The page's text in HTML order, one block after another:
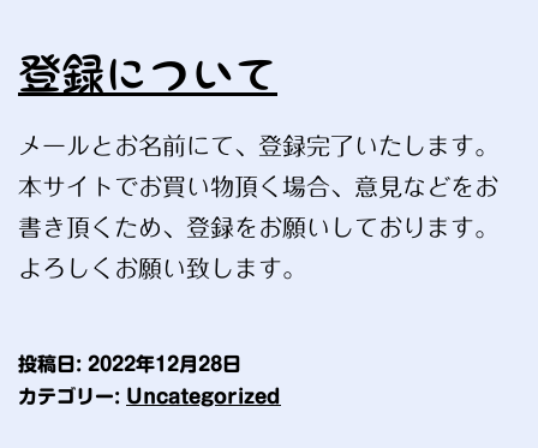
登録について
メールとお名前にて、登録完了いたします。
本サイトでお買い物頂く場合、意見などをお
書き頂くため、登録をお願いしております。
よろしくお願い致します。
投稿日: 2022年12月28日
カテゴリー: Uncategorized